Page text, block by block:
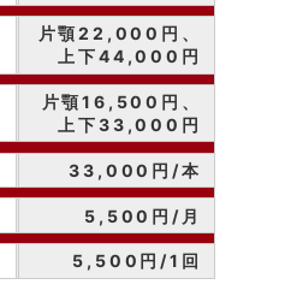
片顎22,000円、
上下44,000円
片顎16,500円、
上下33,000円
33,000円/本
5,500円/月
5,500円/1回